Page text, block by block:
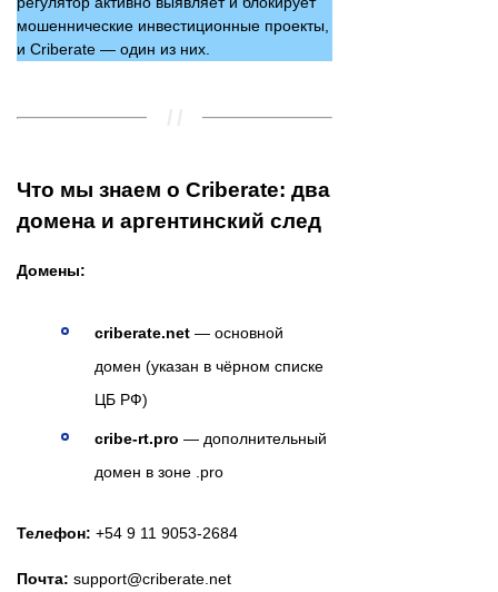
мошеннические инвестиционные проекты,
и Criberate — один из них.
Что мы знаем о Criberate: два
домена и аргентинский след
Домены:
criberate.net — основной
домен (указан в чёрном списке
ЦБ РФ)
cribe-rt.pro — дополнительный
домен в зоне .pro
Телефон: +54 9 11 9053-2684
Почта: support@criberate.net